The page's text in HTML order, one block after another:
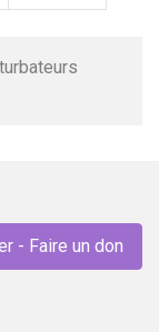
- Faire un don